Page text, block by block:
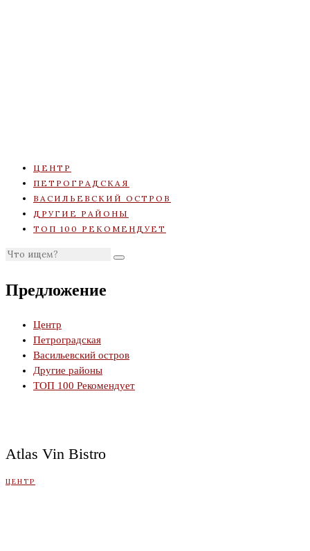
ЦЕНТР
ПЕТРОГРАДСКАЯ
ВАСИЛЬЕВСКИЙ ОСТРОВ
ДРУГИЕ РАЙОНЫ
ТОП 100 РЕКОМЕНДУЕТ
Предложение
Центр
Петроградская
Васильевский остров
Другие районы
ТОП 100 Рекомендует
Atlas Vin Bistro
ЦЕНТР